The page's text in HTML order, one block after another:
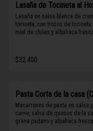
Lasaña de Tocineta al
Lasaña en salsa blanca de
tocineta, con trozos de tocineta
miel de chiles y albahaca
$32.400
Pasta Corta de la casa
Macarrones de pasta en salsa
carne, salsa de quesos de la
grana padano y albahaca